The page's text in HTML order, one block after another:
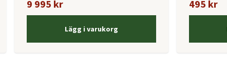
9 995 kr
Lägg i varukorg
495 kr